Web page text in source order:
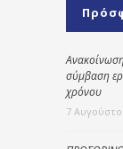
σύμβαση
χρόνου
7